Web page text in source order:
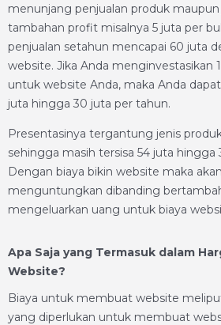
menunjang penjualan produk maupun
tambahan profit misalnya 5 juta per
penjualan setahun mencapai 60 juta
website. Jika Anda menginvestasikan
untuk website Anda, maka Anda
juta hingga 30 juta per tahun.
Presentasinya tergantung jenis
sehingga masih tersisa 54 juta hingga
Dengan biaya bikin website maka
menguntungkan dibanding
mengeluarkan uang untuk biaya
Apa Saja yang Termasuk dalam
Website?
Biaya untuk membuat website
yang diperlukan untuk membuat